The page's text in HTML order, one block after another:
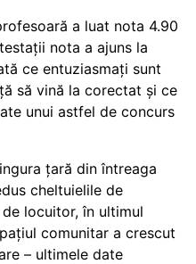
a luat nota 4.90
nota a ajuns la
ce entuziasmați sunt
să vină la corectat și ce
unui astfel de concurs
țară din întreaga
cheltuielile de
locuitor, în ultimul
comunitar a crescut
– ultimele date